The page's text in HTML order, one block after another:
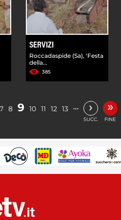
SERVIZI
Roccadaspide (Sa), 'Festa
della...
385
7 8 9 10 11 12 13 … ›
SUCC.
»
FINE